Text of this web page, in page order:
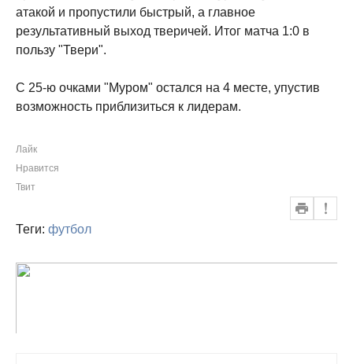
атакой и пропустили быстрый, а главное
результативный выход тверичей. Итог матча 1:0 в
пользу "Твери".
С 25-ю очками "Муром" остался на 4 месте, упустив
возможность приблизиться к лидерам.
Лайк
Нравится
Твит
Теги: футбол